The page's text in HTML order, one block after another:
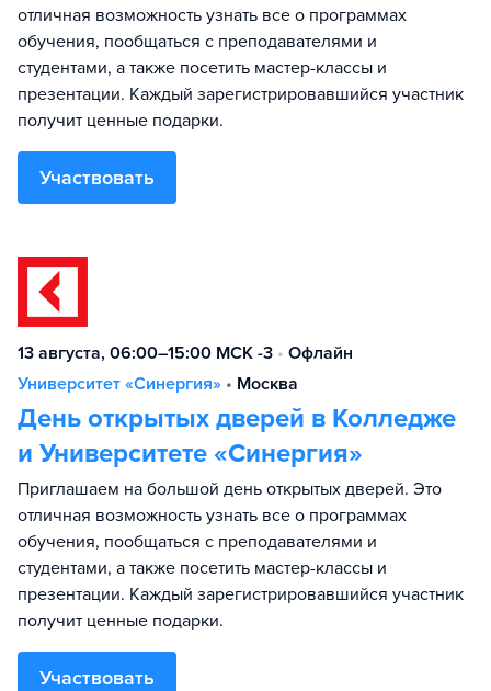
отличная возможность узнать все о программах
обучения, пообщаться с преподавателями и
студентами, а также посетить мастер-классы и
презентации. Каждый зарегистрировавшийся участник
получит ценные подарки.
Участвовать
13 августа, 06:00–15:00 МСК -3 • Офлайн
Университет «Синергия» • Москва
День открытых дверей в Колледже
и Университете «Синергия»
Приглашаем на большой день открытых дверей. Это
отличная возможность узнать все о программах
обучения, пообщаться с преподавателями и
студентами, а также посетить мастер-классы и
презентации. Каждый зарегистрировавшийся участник
получит ценные подарки.
Участвовать